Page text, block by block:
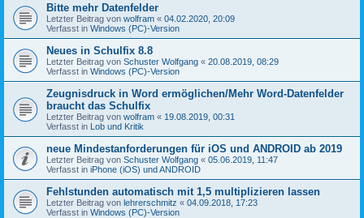
Bitte mehr Datenfelder
Letzter Beitrag von wolfram « 04.02.2020, 20:09
Verfasst in Windows (PC)-Version
Neues in Schulfix 8.8
Letzter Beitrag von Schuster Wolfgang « 20.08.2019, 08:29
Verfasst in Windows (PC)-Version
Zeugnisdruck in Word ermöglichen/Mehr Word-Datenfelder
braucht das Schulfix
Letzter Beitrag von wolfram « 19.08.2019, 00:31
Verfasst in Lob und Kritik
neue Mindestanforderungen für iOS und ANDROID ab 2019
Letzter Beitrag von Schuster Wolfgang « 05.06.2019, 11:47
Verfasst in iPhone (iOS) und ANDROID
Fehlstunden automatisch mit 1,5 multiplizieren lassen
Letzter Beitrag von lehrerschmitz « 04.09.2018, 17:23
Verfasst in Windows (PC)-Version